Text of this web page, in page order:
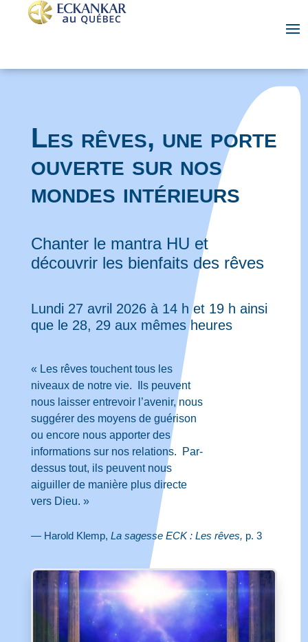
Les rêves, une porte
ouverte sur nos
mondes intérieurs
Chanter le mantra HU et
découvrir les bienfaits des rêves
Lundi 27 avril 2026 à 14 h et 19 h ainsi
que le 28, 29 aux mêmes heures
« Les rêves touchent tous les
niveaux de notre vie. Ils peuvent
nous laisser entrevoir l’avenir, nous
suggérer des moyens de guérison
ou encore nous apporter des
informations sur nos relations. Par-
dessus tout, ils peuvent nous
aiguiller de manière plus directe
vers Dieu. »
— Harold Klemp, La sagesse ECK : Les rêves, p. 3